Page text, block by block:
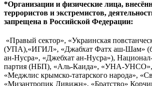
*Организации и физические лица,
террористов и экстремистов,
запрещена в Российской Федерации:
«Правый сектор», «Украинская
(УПА),«ИГИЛ», «Джабхат Фатх аш-Шам»
ан-Нусра», «Джебхат ан-Нусра»),
партия (НБП), «Аль-Каида», «УНА-УНСО»,
«Меджлис крымско-татарского народа»,
«Мизантропик Дивижн», «Братство»